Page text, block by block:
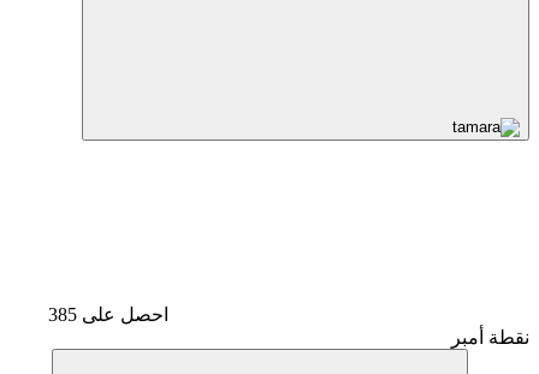
احصل على 385
نقطة أمبر